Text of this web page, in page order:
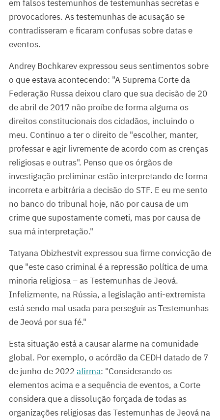
em falsos testemunhos de testemunhas secretas e
provocadores. As testemunhas de acusação se
contradisseram e ficaram confusas sobre datas e
eventos.
Andrey Bochkarev expressou seus sentimentos sobre
o que estava acontecendo: "A Suprema Corte da
Federação Russa deixou claro que sua decisão de 20
de abril de 2017 não proíbe de forma alguma os
direitos constitucionais dos cidadãos, incluindo o
meu. Continuo a ter o direito de "escolher, manter,
professar e agir livremente de acordo com as crenças
religiosas e outras". Penso que os órgãos de
investigação preliminar estão interpretando de forma
incorreta e arbitrária a decisão do STF. E eu me sento
no banco do tribunal hoje, não por causa de um
crime que supostamente cometi, mas por causa de
sua má interpretação."
Tatyana Obizhestvit expressou sua firme convicção de
que "este caso criminal é a repressão política de uma
minoria religiosa – as Testemunhas de Jeová.
Infelizmente, na Rússia, a legislação anti-extremista
está sendo mal usada para perseguir as Testemunhas
de Jeová por sua fé."
Esta situação está a causar alarme na comunidade
global. Por exemplo, o acórdão da CEDH datado de 7
de junho de 2022 afirma: "Considerando os
elementos acima e a sequência de eventos, a Corte
considera que a dissolução forçada de todas as
organizações religiosas das Testemunhas de Jeová na